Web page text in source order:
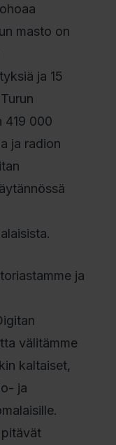
masto on
ja 15
419 000
ja radion
ja
välitämme
kaltaiset,
ja